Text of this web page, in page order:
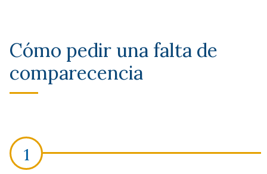
Cómo pedir una falta de
comparecencia